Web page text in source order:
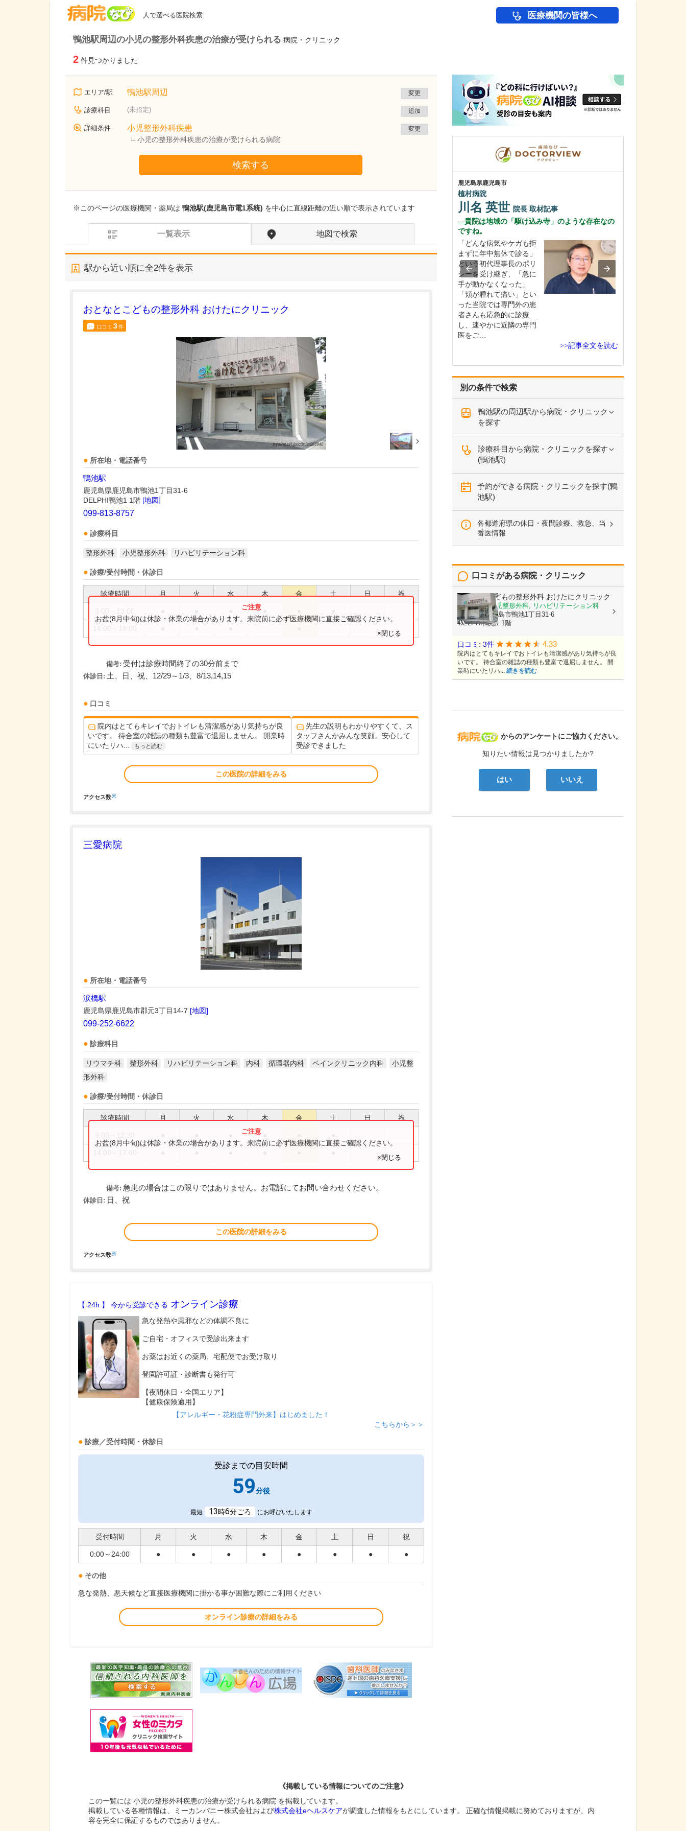
人で選べる医院検索 医療機関の皆様へ
鴨池駅周辺の小児の整形外科疾患の治療が受けられる 病院・クリニック
2 件見つかりました
エリア/駅 鴨池駅周辺 変更
診療科目 (未指定) 追加
詳細条件 小児整形外科疾患
小児の整形外科疾患の治療が受けられる病院
変更
検索する
※このページの医療機関・薬局は 鴨池駅(鹿児島市電1系統) を中心に直線距離の近い順で表示されています
一覧表示 地図で検索
駅から近い順に全2件を表示
おとなとこどもの整形外科 おけたにクリニック
口コミ 3件
所在地・電話番号
鴨池駅
鹿児島県鹿児島市鴨池1丁目31-6
DELPHI鴨池1 1階 [地図]
099-813-8757
診療科目
整形外科 小児整形外科 リハビリテーション科
診療/受付時間・休診日
診療時間 月 火 水 木 金 土 日 祝
お盆(8月中旬)は休診・休業の場合があります。来院前に必ず医療機関に直接ご確認ください。
×閉じる
備考: 受付は診療時間終了の30分前まで
休診日: 土、日、祝、12/29～1/3、8/13,14,15
口コミ
院内はとてもキレイでおトイレも清潔感があり気持ちが良
いです。 待合室の雑誌の種類も豊富で退屈しません。 開業時
にいたリハ...
もっと読む
先生の説明もわかりやすくて、ス
タッフさんかみんな笑顔。安心して
受診できました
この医院の詳細をみる
アクセス数※
三愛病院
所在地・電話番号
涙橋駅
鹿児島県鹿児島市郡元3丁目14-7 [地図]
099-252-6622
診療科目
リウマチ科 整形外科 リハビリテーション科 内科 循環器内科 ペインクリニック内科
小児整
形外科
診療/受付時間・休診日
診療時間 月 火 水 木 金 土 日 祝
お盆(8月中旬)は休診・休業の場合があります。来院前に必ず医療機関に直接ご確認ください。
×閉じる
備考: 急患の場合はこの限りではありません。お電話にてお問い合わせください。
休診日: 日、祝
この医院の詳細をみる
アクセス数※
【 24h 】 今から受診できる オンライン診療
急な発熱や風邪などの体調不良に
ご自宅・オフィスで受診出来ます
お薬はお近くの薬局、宅配便でお受け取り
登園許可証・診断書も発行可
【夜間休日・全国エリア】
【健康保険適用】
【アレルギー・花粉症専門外来】はじめました！
こちらから＞＞
診療／受付時間・休診日
受診までの目安時間
59分後
最短 13時6分ごろ にお呼びいたします
受付時間 月 火 水 木 金 土 日 祝
0:00～24:00 ● ● ● ● ● ● ● ●
その他
急な発熱、悪天候など直接医療機関に掛かる事が困難な際にご利用ください
オンライン診療の詳細をみる
別の条件で検索
鴨池駅の周辺駅から病院・クリニック
を探す
診療科目から病院・クリニックを探す
(鴨池駅)
予約ができる病院・クリニックを探す(鴨
池駅)
各都道府県の休日・夜間診療、救急、当
番医情報
病院なび
からのアンケートにご協力ください。
知りたい情報は見つかりましたか?
はい いいえ
口コミがある病院・クリニック
おとなとこどもの整形外科 おけたにクリニック
整形外科, 小児整形外科, リハビリテーション科
鹿児島県鹿児島市鴨池1丁目31-6
DELPHI鴨池1 1階
口コミ: 3件 4.33
院内はとてもキレイでおトイレも清潔感があり気持ちが良
いです。 待合室の雑誌の種類も豊富で退屈しません。 開
業時にいたリハ... 続きを読む
鹿児島県鹿児島市
植村病院
川名 英世 院長 取材記事
貴院は地域の「駆け込み寺」のような存在なの
ですね。
「どんな病気やケガも拒
まずに年中無休で診る」
という初代理事長のポリ
シーを受け継ぎ、「急に
手が動かなくなった」
「頬が腫れて痛い」とい
った当院では専門外の患
者さんも応急的に診療
し、速やかに近隣の専門
医をご…
>>記事全文を読む
えんどうクリニック
遠藤 剛院長取材記事
初めての患者さんにはて
いねいな説明から入り、
時間をかけてお互いに信
く、顔色や声のトーンと
《掲載している情報についてのご注意》
この一覧には 小児の整形外科疾患の治療が受けられる病院 を掲載しています。
掲載している各種情報は、ミーカンパニー株式会社および株式会社eヘルスケアが調査した情報をもとにしています。 正確な情報掲載に努めておりますが、内
容を完全に保証するものではありません。